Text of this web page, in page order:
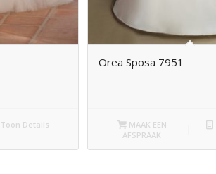
Toon Details
Orea Sposa 7951
MAAK EEN
AFSPRAAK